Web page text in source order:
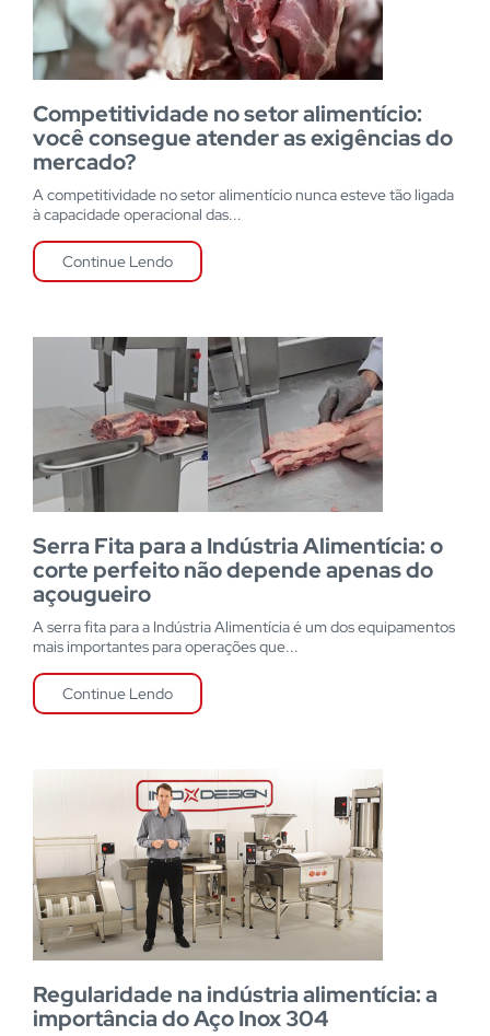
Competitividade no setor alimentício:
você consegue atender as exigências do
mercado?
A competitividade no setor alimentício nunca esteve tão ligada
à capacidade operacional das...
Continue Lendo
Serra Fita para a Indústria Alimentícia: o
corte perfeito não depende apenas do
açougueiro
A serra fita para a Indústria Alimentícia é um dos equipamentos
mais importantes para operações que...
Continue Lendo
Regularidade na indústria alimentícia: a
importância do Aço Inox 304